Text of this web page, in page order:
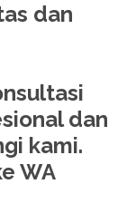
dan
dan
kami.
WA